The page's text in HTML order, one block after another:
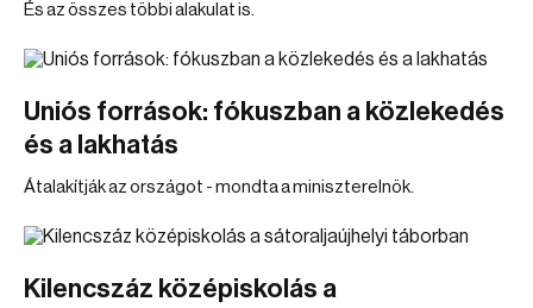
És az összes többi alakulat is.
Uniós források: fókuszban a közlekedés
és a lakhatás
Átalakítják az országot - mondta a miniszterelnök.
Kilencszáz középiskolás a